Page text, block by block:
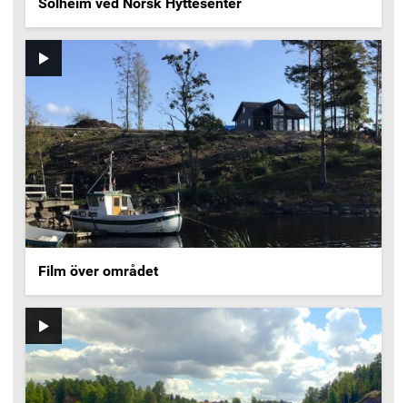
Film över området
Video
Video